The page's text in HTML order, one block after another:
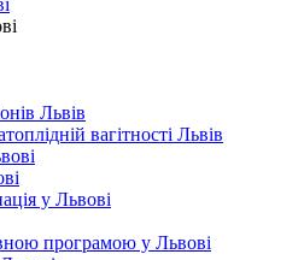
Львів
вагітності Львів
у Львові
програмою у Львові